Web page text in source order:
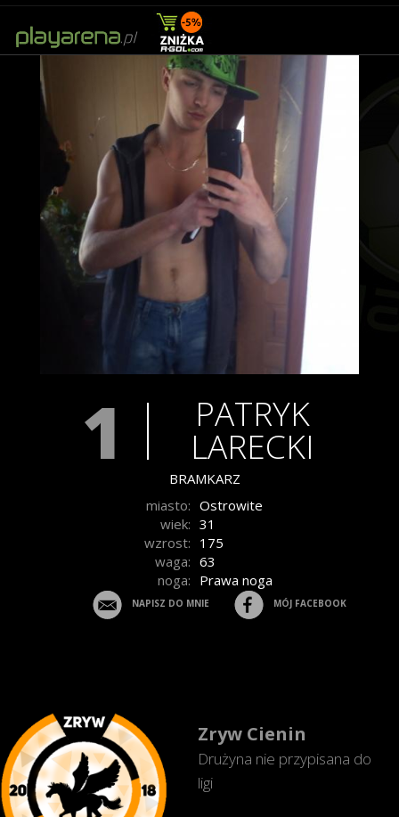
1 PATRYK
LARECKI
BRAMKARZ
miasto: Ostrowite
wiek: 31
wzrost: 175
waga: 63
noga: Prawa noga
NAPISZ DO MNIE MÓJ FACEBOOK
Zryw Cienin
Drużyna nie przypisana do
ligi